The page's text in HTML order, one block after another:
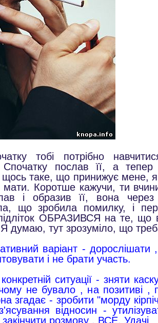
тобі потрібно
Спочатку послав її, а
щось таке, що принижує мене,
мати. Коротше кажучи, ти
і образив її, вона через
що зробила помилку, і
ОБРАЗИВСЯ на те, що
думаю, тут зрозуміло, що
варіант - дорослішати
і не брати участь.
ситуації - зняти
не бувало , на позитиві ,
згадає - зробити "морду
з'ясування відносин -
розмову . ВСЕ. Удачі